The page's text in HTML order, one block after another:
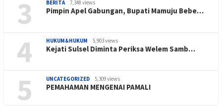
3 BERITA 7,348 views
Pimpin Apel Gabungan, Bupati Mamuju Bebe…
4 HUKUM&HUKUM 5,903 views
Kejati Sulsel Diminta Periksa Welem Samb…
5 UNCATEGORIZED 5,309 views
PEMAHAMAN MENGENAI PAMALI